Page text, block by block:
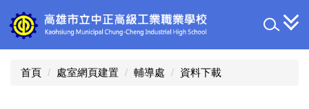
到
主
首頁 處室網頁建置 輔導處 資料下載